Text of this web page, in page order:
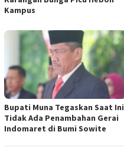
Kampus
Bupati Muna Tegaskan Saat Ini
Tidak Ada Penambahan Gerai
Indomaret di Bumi Sowite